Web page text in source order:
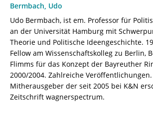
Ulrike
Kienzle
(Hrsg.),
Hans
R.
Vaget
(Hrsg.)
–
ISBN
Bermbach, Udo
Udo Bermbach, ist em. Professor für
an der Universität Hamburg mit
Theorie und Politische Ideengeschichte.
Fellow am Wissenschaftskolleg zu Berlin,
Flimms für das Konzept der Bayreuther
2000/2004. Zahlreiche
Mitherausgeber der seit 2005 bei K&N
Zeitschrift wagner­spectrum.